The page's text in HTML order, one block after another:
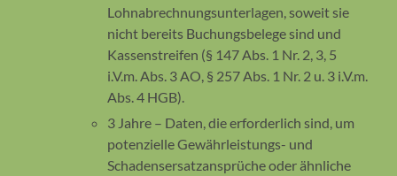
Lohnabrechnungsunterlagen, soweit sie
nicht bereits Buchungsbelege sind und
Kassenstreifen (§ 147 Abs. 1 Nr. 2, 3, 5
i.V.m. Abs. 3 AO, § 257 Abs. 1 Nr. 2 u. 3 i.V.m.
Abs. 4 HGB).
3 Jahre – Daten, die erforderlich sind, um
potenzielle Gewährleistungs- und
Schadensersatzansprüche oder ähnliche